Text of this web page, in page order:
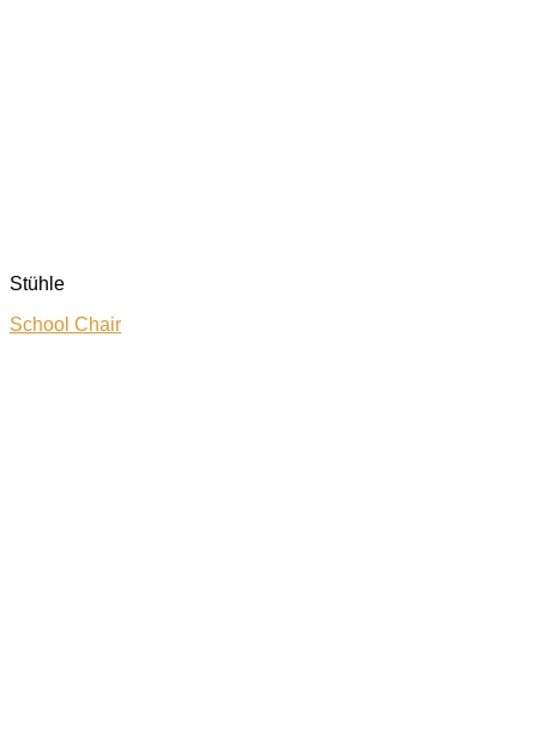
Stühle
School Chair